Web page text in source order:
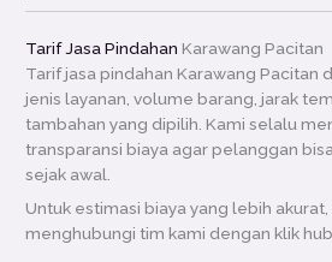
Tarif Jasa Pindahan Karawang Pacitan
Tarif jasa pindahan Karawang Pacitan
jenis layanan, volume barang, jarak
tambahan yang dipilih. Kami selalu
transparansi biaya agar pelanggan
sejak awal.
Untuk estimasi biaya yang lebih
menghubungi tim kami dengan klik